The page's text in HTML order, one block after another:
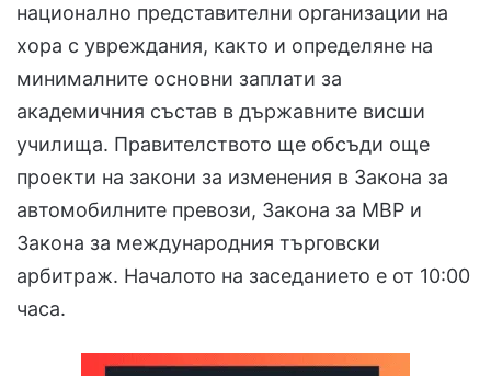
национално представителни организации на
хора с увреждания, както и определяне на
минималните основни заплати за
академичния състав в държавните висши
училища. Правителството ще обсъди още
проекти на закони за изменения в Закона за
автомобилните превози, Закона за МВР и
Закона за международния търговски
арбитраж. Началото на заседанието е от 10:00
часа.